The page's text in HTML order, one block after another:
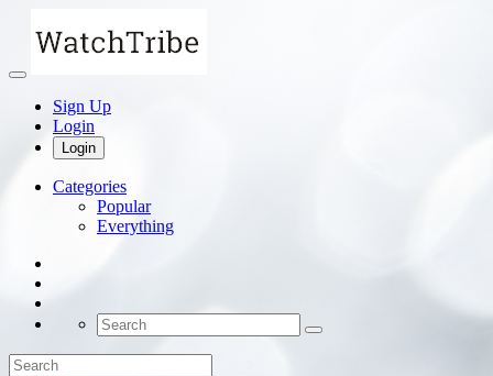
Sign Up
Login
Login
Categories
Popular
Everything